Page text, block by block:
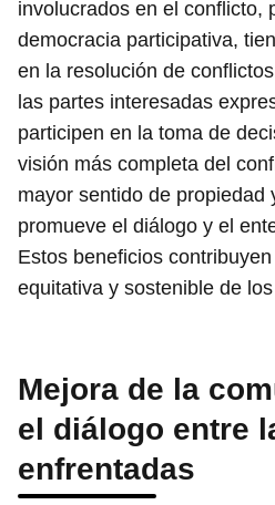
involucrados en el conflicto,
democracia participativa,
en la resolución de
las partes interesadas
participen en la toma de
visión más completa del
mayor sentido de propiedad
promueve el diálogo y el
Estos beneficios
equitativa y sostenible de
Mejora de la
el diálogo entre
enfrentadas